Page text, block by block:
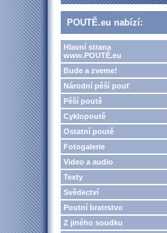
POUTĚ.eu nabízí:
Hlavní strana
www.POUTĚ.eu
Bude a zveme!
Národní pěší pouť
Pěší poutě
Cyklopoutě
Ostatní poutě
Fotogalerie
Video a audio
Texty
Svědectví
Poutní bratrstvo
Z jiného soudku